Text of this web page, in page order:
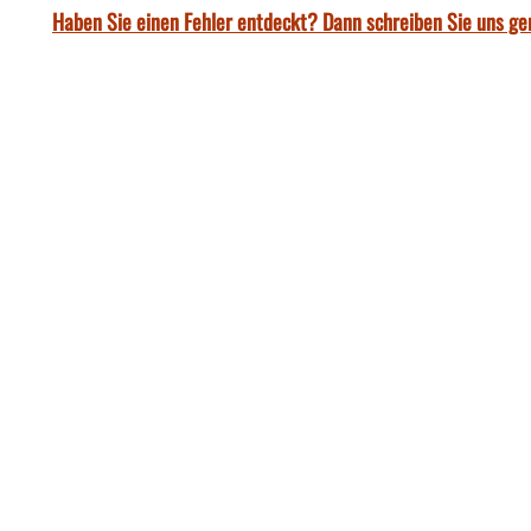
Haben Sie einen Fehler entdeckt? Dann schreiben Sie uns